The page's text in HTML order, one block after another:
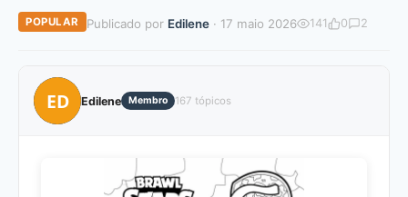
POPULAR Publicado por Edilene· 17 maio 2026 141 0 2
ED Edilene Membro 167 tópicos